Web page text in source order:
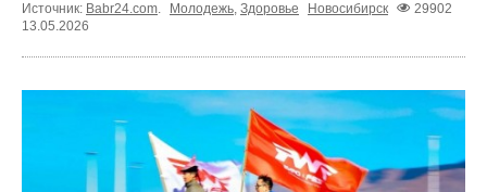
Источник: Babr24.com. Молодежь, Здоровье Новосибирск
29902
13.05.2026